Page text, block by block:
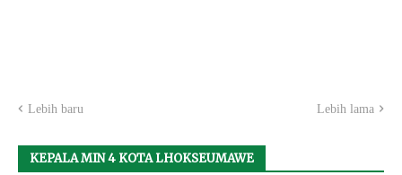
Lebih baru Lebih lama
KEPALA MIN 4 KOTA LHOKSEUMAWE